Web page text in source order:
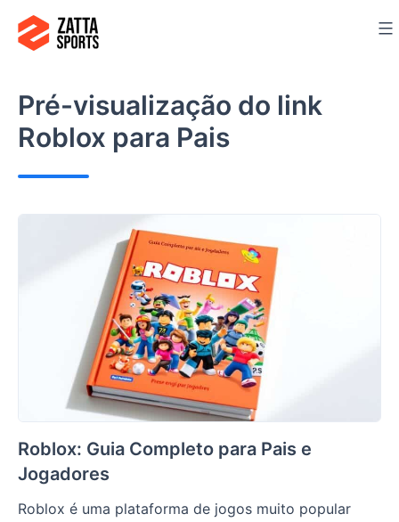
para
conteúdo
Pré-visualização do link
Roblox para Pais
Roblox: Guia Completo para Pais e
Jogadores
Roblox é uma plataforma de jogos muito popular